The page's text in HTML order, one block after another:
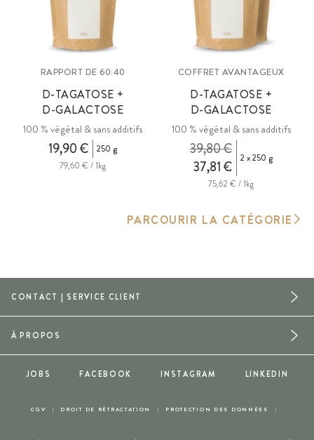
RAPPORT DE 60:40
D-TAGATOSE +
D-GALACTOSE
100 % végétal & sans additifs
19,90 €
250 g
79,60 € / 1kg
COFFRET AVANTAGEUX
D-TAGATOSE +
D-GALACTOSE
100 % végétal & sans additifs
37,81 €
39,80 € 2 x 250 g
75,62 € / 1kg
PARCOURIR LA CATÉGORIE
CONTACT | SERVICE CLIENT
CGV DROIT DE RÉTRACTATION PROTECTION DES DONNÉES
À PROPOS
JOBS FACEBOOK INSTAGRAM LINKEDIN